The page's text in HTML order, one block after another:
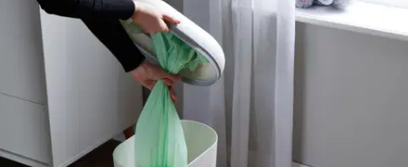
Postin pakettiautomaattiin tai
palvelupisteeseen!
Etu ei koske Suuri‑lisäpalvelulla toimitettavia tuotteita.
Tarkista myymäläsaatavuus